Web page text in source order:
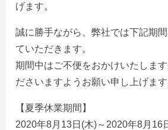
げます。
誠に勝手ながら、弊社では下記期
ていただきます。
期間中はご不便をおかけいたしま
ださいますようお願い申し上げます
【夏季休業期間】
2020年8月13日(木)～2020年8月16